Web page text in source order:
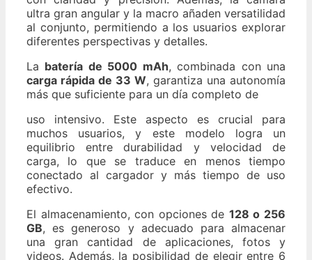
ultra gran angular y la macro añaden versatilidad
al conjunto, permitiendo a los usuarios explorar
diferentes perspectivas y detalles.
La batería de 5000 mAh, combinada con una
carga rápida de 33 W, garantiza una autonomía
más que suficiente para un día completo de
uso intensivo. Este aspecto es crucial para
muchos usuarios, y este modelo logra un
equilibrio entre durabilidad y velocidad de
carga, lo que se traduce en menos tiempo
conectado al cargador y más tiempo de uso
efectivo.
El almacenamiento, con opciones de 128 o 256
GB, es generoso y adecuado para almacenar
una gran cantidad de aplicaciones, fotos y
videos. Además, la posibilidad de elegir entre 6